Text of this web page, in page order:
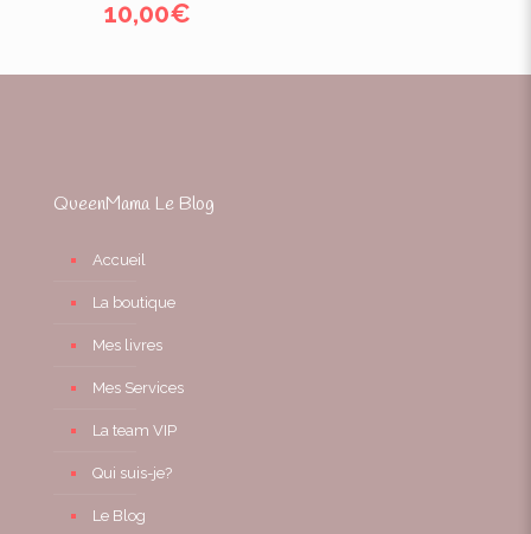
10,00€
QueenMama Le Blog
Accueil
La boutique
Mes livres
Mes Services
La team VIP
Qui suis-je?
Le Blog